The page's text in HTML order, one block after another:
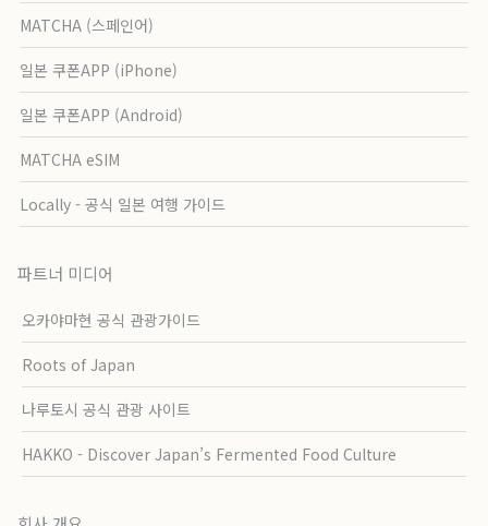
MATCHA (스페인어)
일본 쿠폰APP (iPhone)
일본 쿠폰APP (Android)
MATCHA eSIM
Locally - 공식 일본 여행 가이드
파트너 미디어
오카야마현 공식 관광가이드
Roots of Japan
나루토시 공식 관광 사이트
HAKKO - Discover Japan’s Fermented Food Culture